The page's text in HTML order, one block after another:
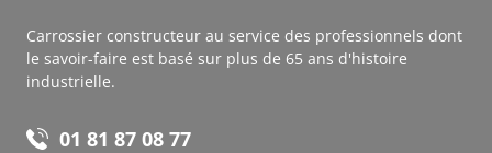
Carrossier constructeur au service des professionnels dont
le savoir-faire est basé sur plus de 65 ans d'histoire
industrielle.
01 81 87 08 77